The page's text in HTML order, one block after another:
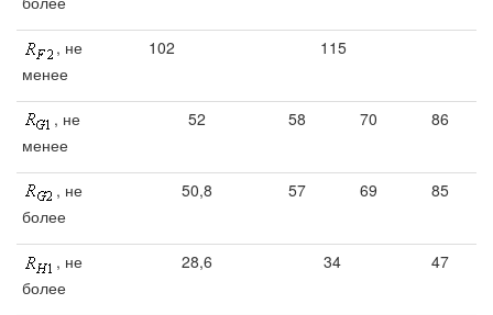
, не
менее
102 115
, не
менее
52 58 70 86
, не
более
50,8 57 69 85
, не
более
28,6 34 47